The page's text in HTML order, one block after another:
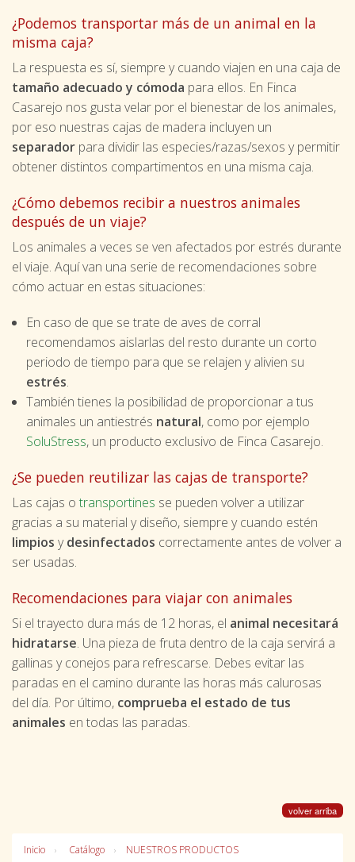
¿Podemos transportar más de un animal en la
misma caja?
La respuesta es sí, siempre y cuando viajen en una caja de
tamaño adecuado y cómoda para ellos. En Finca
Casarejo nos gusta velar por el bienestar de los animales,
por eso nuestras cajas de madera incluyen un
separador para dividir las especies/razas/sexos y permitir
obtener distintos compartimentos en una misma caja.
¿Cómo debemos recibir a nuestros animales
después de un viaje?
Los animales a veces se ven afectados por estrés durante
el viaje. Aquí van una serie de recomendaciones sobre
cómo actuar en estas situaciones:
En caso de que se trate de aves de corral
recomendamos aislarlas del resto durante un corto
periodo de tiempo para que se relajen y alivien su
estrés.
También tienes la posibilidad de proporcionar a tus
animales un antiestrés natural, como por ejemplo
SoluStress, un producto exclusivo de Finca Casarejo.
¿Se pueden reutilizar las cajas de transporte?
Las cajas o transportines se pueden volver a utilizar
gracias a su material y diseño, siempre y cuando estén
limpios ydesinfectados correctamente antes de volver a
ser usadas.
Recomendaciones para viajar con animales
Si el trayecto dura más de 12 horas, el animal necesitará
hidratarse. Una pieza de fruta dentro de la caja servirá a
gallinas y conejos para refrescarse. Debes evitar las
paradas en el camino durante las horas más calurosas
del día. Por último, comprueba el estado de tus
animales en todas las paradas.
volver arriba
Inicio Catálogo
NUESTROS PRODUCTOS